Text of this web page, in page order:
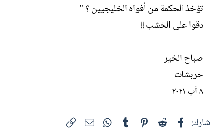
تؤخذ الحكمة من أفواه الخليجيين ؟ "
دقوا على الخشب !!
صباح الخير
خربشات
٨ آب ٢٠٢١
شارك: فيسبوك Reddit
Pinterest
Tumblr
WhatsAppالبريد الإلكتروني